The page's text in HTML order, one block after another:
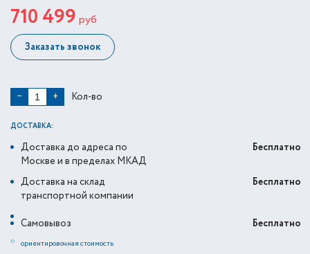
710 499 руб
Заказать звонок
− + Кол-во
ДОСТАВКА:
Доставка до адреса по
Москве и в пределах МКАД
Бесплатно
Доставка на склад
транспортной компании
Бесплатно
Самовывоз
Бесплатно
* ориентировочная стоимость